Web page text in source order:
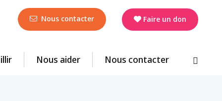
Nous contacter Faire un don
Nous aider Nous contacter